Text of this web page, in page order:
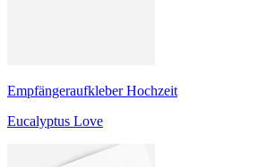
Empfängeraufkleber Hochzeit
Eucalyptus Love